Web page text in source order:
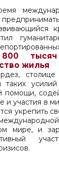
жилья
таких
помощи,
и участия в
укрепить
мире, и